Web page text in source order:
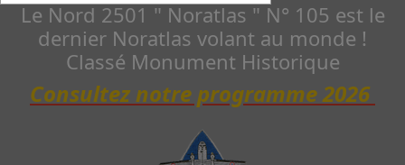
Le Nord 2501 " Noratlas " N° 105 est le
dernier Noratlas volant au monde !
Classé Monument Historique
Consultez notre programme 2026